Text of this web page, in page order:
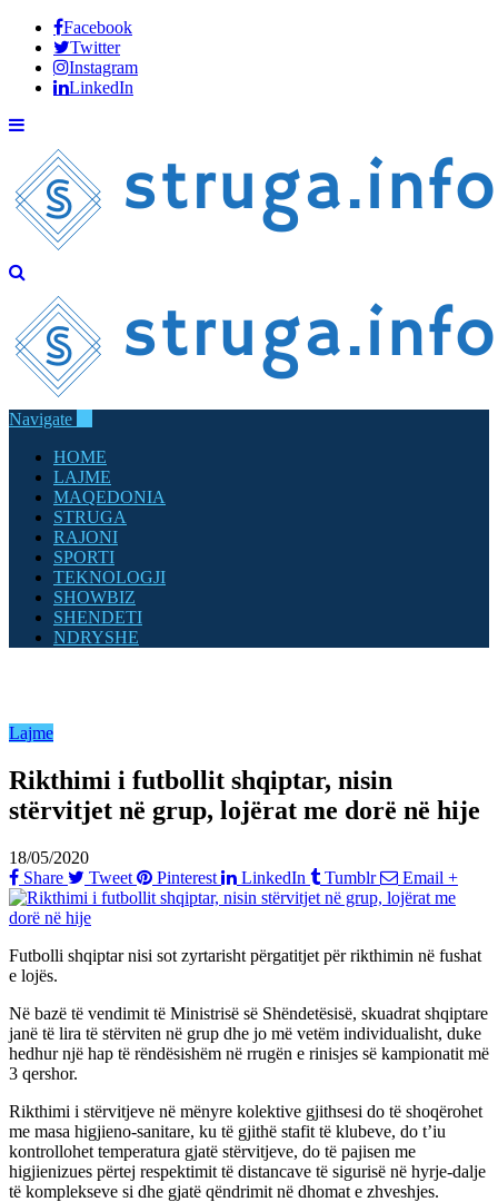
Facebook
Twitter
Instagram
LinkedIn
Navigate
HOME
LAJME
MAQEDONIA
STRUGA
RAJONI
SPORTI
TEKNOLOGJI
SHOWBIZ
SHENDETI
NDRYSHE
Lajme
Rikthimi i futbollit shqiptar, nisin
stërvitjet në grup, lojërat me dorë në hije
18/05/2020
Share
Tweet Pinterest LinkedIn Tumblr Email +
Futbolli shqiptar nisi sot zyrtarisht përgatitjet për rikthimin në fushat
e lojës.
Në bazë të vendimit të Ministrisë së Shëndetësisë, skuadrat shqiptare
janë të lira të stërviten në grup dhe jo më vetëm individualisht, duke
hedhur një hap të rëndësishëm në rrugën e rinisjes së kampionatit më
3 qershor.
Rikthimi i stërvitjeve në mënyre kolektive gjithsesi do të shoqërohet
me masa higjieno-sanitare, ku të gjithë stafit të klubeve, do t’iu
kontrollohet temperatura gjatë stërvitjeve, do të pajisen me
higjienizues përtej respektimit të distancave të sigurisë në hyrje-dalje
të komplekseve si dhe gjatë qëndrimit në dhomat e zhveshjes.